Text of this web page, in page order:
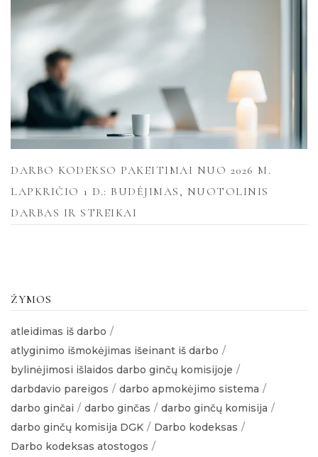
DARBO KODEKSO PAKEITIMAI NUO 2026 M.
LAPKRIČIO 1 D.: BUDĖJIMAS, NUOTOLINIS
DARBAS IR STREIKAI
ŽYMOS
atleidimas iš darbo
atlyginimo išmokėjimas išeinant iš darbo
bylinėjimosi išlaidos darbo ginčų komisijoje
darbdavio pareigos
darbo apmokėjimo sistema
darbo ginčai
darbo ginčas
darbo ginčų komisija
darbo ginčų komisija DGK
Darbo kodeksas
Darbo kodeksas atostogos